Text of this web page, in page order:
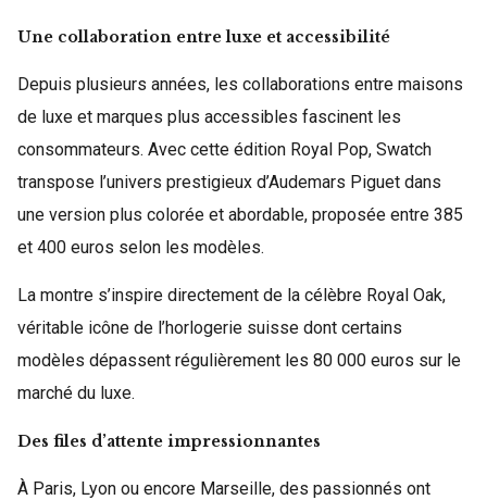
Une collaboration entre luxe et accessibilité
Depuis plusieurs années, les collaborations entre maisons
de luxe et marques plus accessibles fascinent les
consommateurs. Avec cette édition Royal Pop, Swatch
transpose l’univers prestigieux d’Audemars Piguet dans
une version plus colorée et abordable, proposée entre 385
et 400 euros selon les modèles.
La montre s’inspire directement de la célèbre Royal Oak,
véritable icône de l’horlogerie suisse dont certains
modèles dépassent régulièrement les 80 000 euros sur le
marché du luxe.
Des files d’attente impressionnantes
À Paris, Lyon ou encore Marseille, des passionnés ont